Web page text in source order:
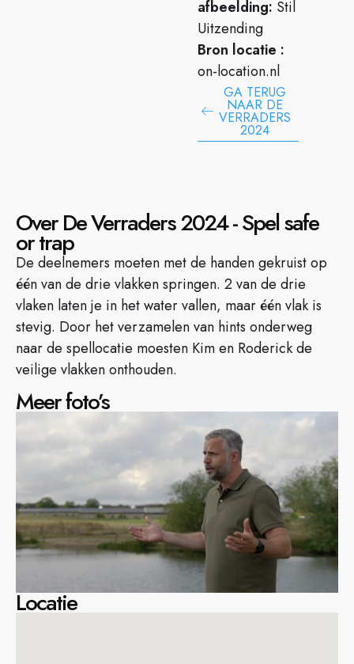
afbeelding: Stil
Uitzending
Bron locatie :
on-location.nl
GA TERUG
NAAR DE
VERRADERS
2024
Over De Verraders 2024 - Spel safe
or trap
De deelnemers moeten met de handen gekruist op
één van de drie vlakken springen. 2 van de drie
vlaken laten je in het water vallen, maar één vlak is
stevig. Door het verzamelen van hints onderweg
naar de spellocatie moesten Kim en Roderick de
veilige vlakken onthouden.
Meer foto’s
Locatie